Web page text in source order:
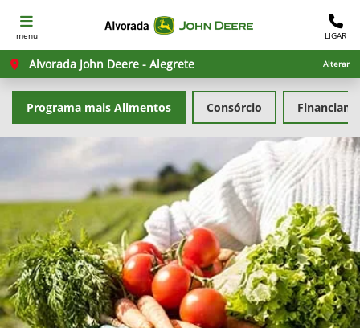
menu LIGAR
Alvorada John Deere - Alegrete Alterar
Consórcio
Programa mais Alimentos